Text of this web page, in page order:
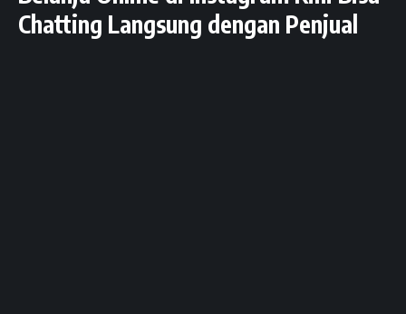
Chatting Langsung dengan Penjual